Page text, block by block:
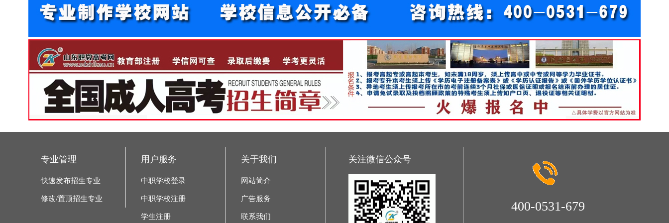
专业管理
快速发布招生专业
修改/置顶招生专业
用户服务
中职学校登录
中职学校注册
学生注册
关于我们
网站简介
广告服务
联系我们
关注微信公众号
400-0531-679